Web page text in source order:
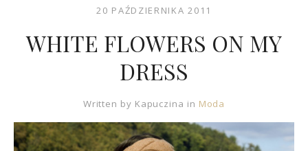
20 PAŹDZIERNIKA 2011
WHITE FLOWERS ON MY
DRESS
Written by Kapuczina in Moda